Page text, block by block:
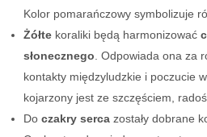
Kolor pomarańczowy symbolizuje
Żółte koraliki będą harmonizować
słonecznego . Odpowiada ona za
kontakty międzyludzkie i poczucie
kojarzony jest ze szczęściem,
Do czakry serca zostały dobrane